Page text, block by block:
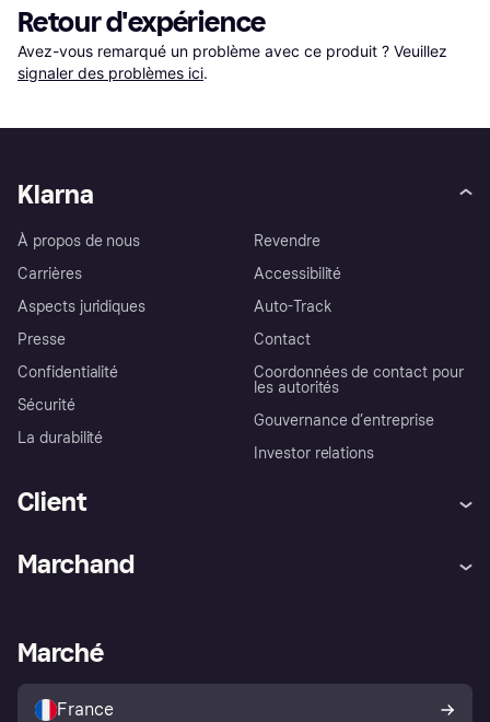
Retour d'expérience
Avez-vous remarqué un problème avec ce produit ? Veuillez
signaler des problèmes ici.
Klarna
À propos de nous
Carrières
Aspects juridiques
Presse
Confidentialité
Sécurité
La durabilité
Revendre
Accessibilité
Auto-Track
Contact
Coordonnées de contact pour
les autorités
Gouvernance d’entreprise
Investor relations
Client
Explorez les magasins
Politique de protection de
l’acheteur Klarna
Marchand
Portail Marchand
Marché
France